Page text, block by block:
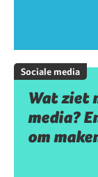
Sociale media
Wat ziet
media?
om